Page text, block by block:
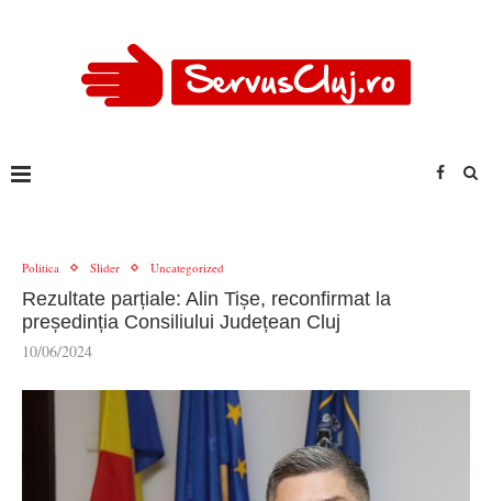
Politica Slider Uncategorized
Rezultate parțiale: Alin Tișe, reconfirmat la
președinția Consiliului Județean Cluj
10/06/2024